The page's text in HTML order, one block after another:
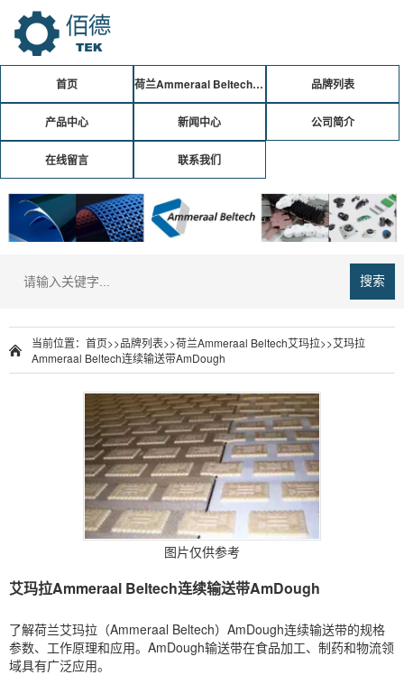
首页 荷兰Ammeraal Beltech艾玛拉 品牌列表
产品中心 新闻中心 公司简介
在线留言 联系我们
搜索
当前位置： 首页>>品牌列表>>荷兰Ammeraal Beltech艾玛拉>>艾玛拉
Ammeraal Beltech连续输送带AmDough
图片仅供参考
艾玛拉Ammeraal Beltech连续输送带AmDough
了解荷兰艾玛拉（Ammeraal Beltech）AmDough连续输送带的规格
参数、工作原理和应用。AmDough输送带在食品加工、制药和物流领
域具有广泛应用。